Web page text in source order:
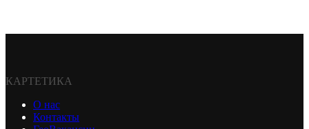
КАРТЕТИКА
О нас
Контакты